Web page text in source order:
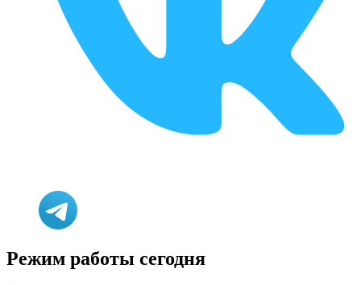
Режим работы сегодня